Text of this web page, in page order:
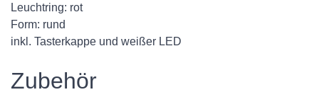
Leuchtring: rot
Form: rund
inkl. Tasterkappe und weißer LED
Zubehör